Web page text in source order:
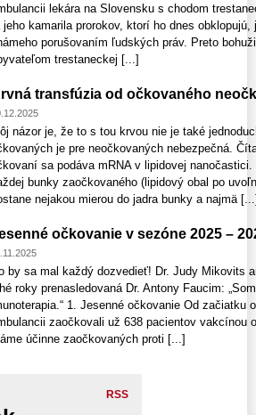
lekára na Slovensku s chodom
jeho kamarila prorokov, ktorí ho dnes
porušovaním ľudských práv. Preto
trestaneckej [...]
transfúzia od očkovaného
názor je, že to s tou krvou nie je také
je pre neočkovaných nebezpečná.
sa podáva mRNA v lipidovej
bunky zaočkovaného (lipidový obal po
nejakou mierou do jadra bunky a najmä
očkovanie v sezóne 2025 –
by sa mal každý dozvedieť! Dr. Judy Mikovits
roky prenasledovaná Dr. Antony Faucim:
1. Jesenné očkovanie Od začiatku
zaočkovali už 638 pacientov vakcínou
účinne zaočkovaných proti [...]
RSS